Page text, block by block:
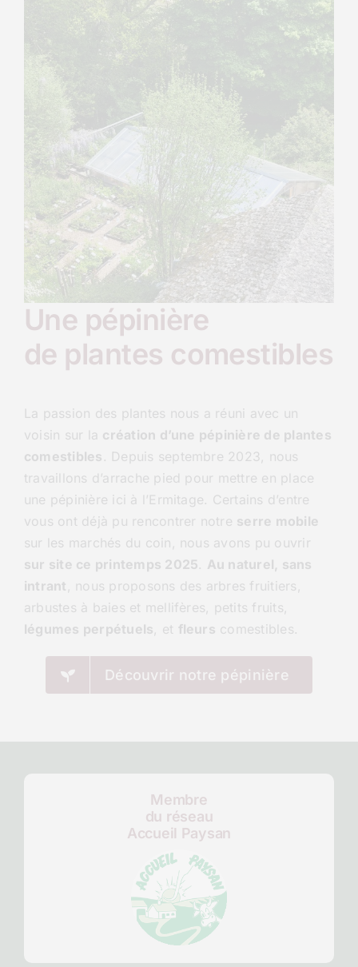
Une pépinière
de plantes comestibles
La passion des plantes nous a réuni avec un
voisin sur la création d’une pépinière de plantes
comestibles . Depuis septembre 2023, nous
travaillons d’arrache pied pour mettre en place
une pépinière ici à l’Ermitage. Certains d’entre
vous ont déjà pu rencontrer notre serre mobile
sur les marchés du coin, nous avons pu ouvrir
sur site ce printemps 2025. Au naturel, sans
intrant , nous proposons des arbres fruitiers,
arbustes à baies et mellifères, petits fruits,
légumes perpétuels, et fleurs comestibles.
Découvrir notre pépinière
Membre
du réseau
Accueil Paysan